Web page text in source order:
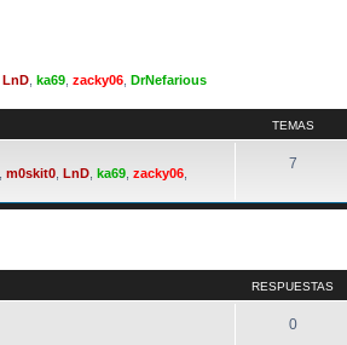
LnD ka69 zacky06 DrNefarious
TEMAS
m0skit0 LnD ka69 zacky06
7
RESPUESTAS
0